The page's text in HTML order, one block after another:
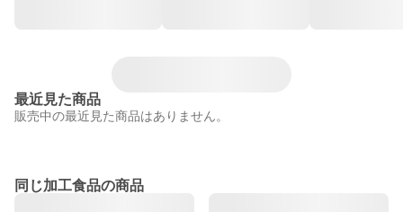
最近見た商品
販売中の最近見た商品はありません。
同じ加工食品の商品